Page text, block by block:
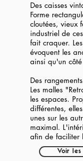
Des caisses
Forme
cloutées, vieux
industriel de
fait craquer.
évoquent les
ainsi qu'un
Des
Les malles
les espaces.
différentes,
unes sur les
maximal.
afin de faciliter
Voir